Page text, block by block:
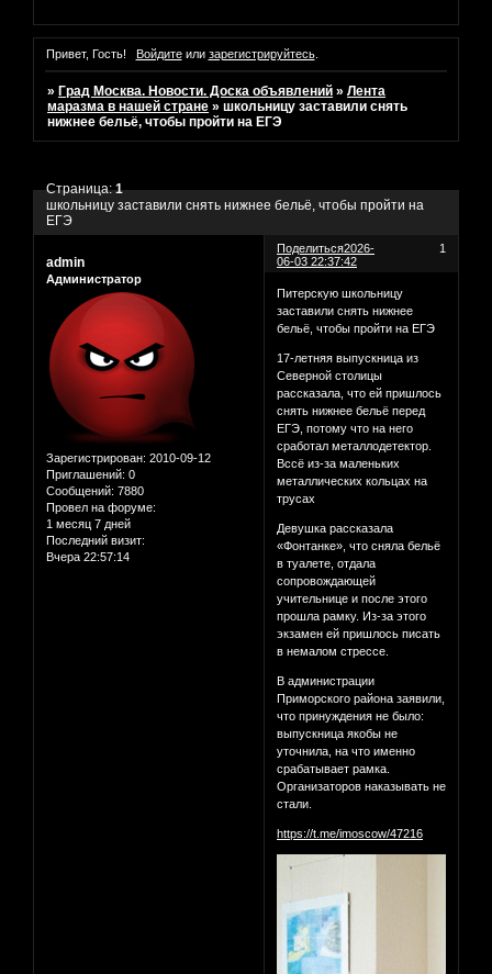
Привет, Гость! Войдитеили зарегистрируйтесь.
» Град Москва. Новости. Доска объявлений »Лента
маразма в нашей стране »школьницу заставили снять
нижнее бельё, чтобы пройти на ЕГЭ
школьницу заставили снять нижнее бельё, чтобы пройти на
ЕГЭ
Страница:1
Поделиться 1
2026-
06-03 22:37:42
admin
Администратор
Зарегистрирован: 2010-09-12
Приглашений: 0
Сообщений: 7880
Провел на форуме:
1 месяц 7 дней
Последний визит:
Вчера 22:57:14
Питерскую школьницу
заставили снять нижнее
бельё, чтобы пройти на ЕГЭ
17-летняя выпускница из
Северной столицы
рассказала, что ей пришлось
снять нижнее бельё перед
ЕГЭ, потому что на него
сработал металлодетектор.
Вссё из-за маленьких
металлических кольцах на
трусах
Девушка рассказала
«Фонтанке», что сняла бельё
в туалете, отдала
сопровождающей
учительнице и после этого
прошла рамку. Из-за этого
экзамен ей пришлось писать
в немалом стрессе.
В администрации
Приморского района заявили,
что принуждения не было:
выпускница якобы не
уточнила, на что именно
срабатывает рамка.
Организаторов наказывать не
стали.
https://t.me/imoscow/47216